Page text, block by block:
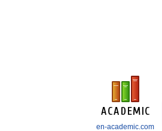
en-academic.com